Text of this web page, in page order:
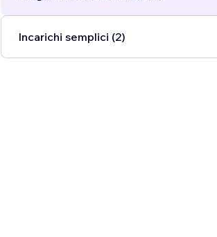
Incarichi semplici (2)